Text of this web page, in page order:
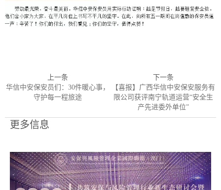
上一条
华信中安保安员们：30件暖心事，
守护每一程旅途
下一条
【喜报】广西华信中安保安服务有
限公司获评南宁轨道运营“安全生
产先进委外单位”
更多信息